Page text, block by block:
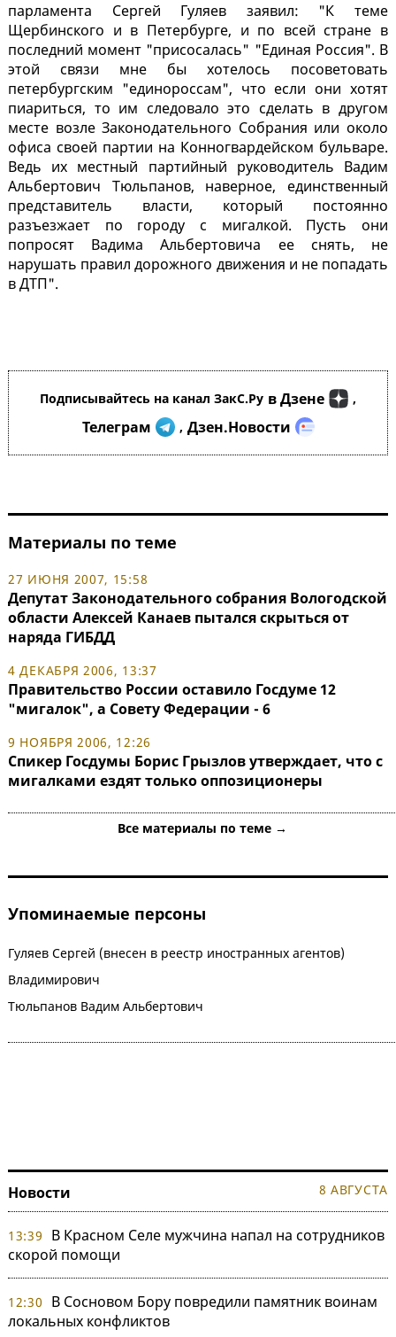
парламента Сергей Гуляев заявил: "К теме
Щербинского и в Петербурге, и по всей стране в
последний момент "присосалась" "Единая Россия". В
этой связи мне бы хотелось посоветовать
петербургским "единороссам", что если они хотят
пиариться, то им следовало это сделать в другом
месте возле Законодательного Собрания или около
офиса своей партии на Конногвардейском бульваре.
Ведь их местный партийный руководитель Вадим
Альбертович Тюльпанов, наверное, единственный
представитель власти, который постоянно
разъезжает по городу с мигалкой. Пусть они
попросят Вадима Альбертовича ее снять, не
нарушать правил дорожного движения и не попадать
в ДТП".
Подписывайтесь на канал ЗакС.Ру в Дзене ,
Телеграм , Дзен.Новости
Материалы по теме
27 ИЮНЯ 2007, 15:58
Депутат Законодательного собрания Вологодской
области Алексей Канаев пытался скрыться от
наряда ГИБДД
4 ДЕКАБРЯ 2006, 13:37
Правительство России оставило Госдуме 12
"мигалок", а Совету Федерации - 6
9 НОЯБРЯ 2006, 12:26
Спикер Госдумы Борис Грызлов утверждает, что с
мигалками ездят только оппозиционеры
Все материалы по теме →
Упоминаемые персоны
Гуляев Сергей (внесен в реестр иностранных агентов)
Владимирович
Тюльпанов Вадим Альбертович
Новости 8 АВГУСТА
13:39
В Красном Селе мужчина напал на сотрудников
скорой помощи
12:30
В Сосновом Бору повредили памятник воинам
локальных конфликтов